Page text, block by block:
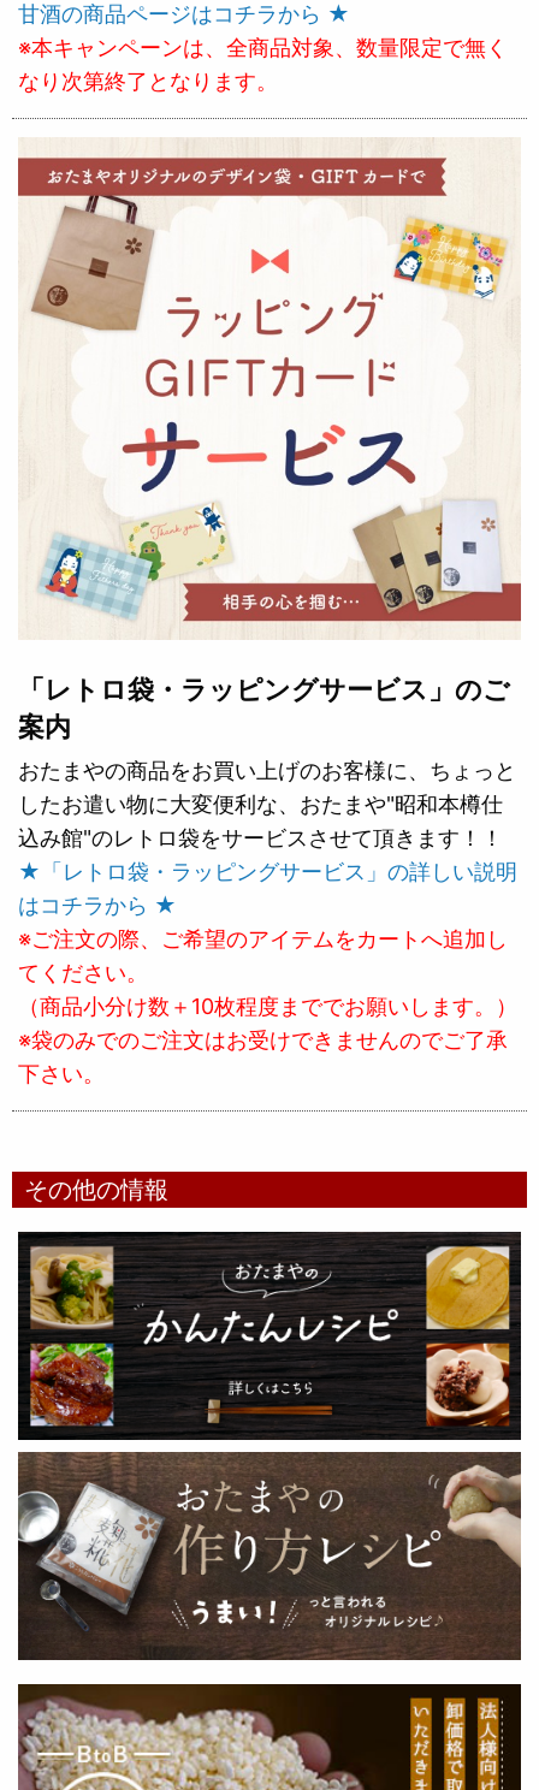
甘酒の商品ページはコチラから ★
※本キャンペーンは、全商品対象、数量限定で無く
なり次第終了となります。
「レトロ袋・ラッピングサービス」のご
案内
おたまやの商品をお買い上げのお客様に、ちょっと
したお遣い物に大変便利な、おたまや"昭和本樽仕
込み館"のレトロ袋をサービスさせて頂きます！！
★「レトロ袋・ラッピングサービス」の詳しい説明
はコチラから ★
※ご注文の際、ご希望のアイテムをカートへ追加し
てください。
（商品小分け数＋10枚程度まででお願いします。）
※袋のみでのご注文はお受けできませんのでご了承
下さい。
その他の情報